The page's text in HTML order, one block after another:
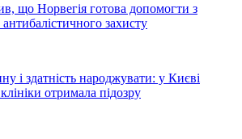
що Норвегія готова допомогти з
захисту
і здатність народжувати: у Києві
отримала підозру